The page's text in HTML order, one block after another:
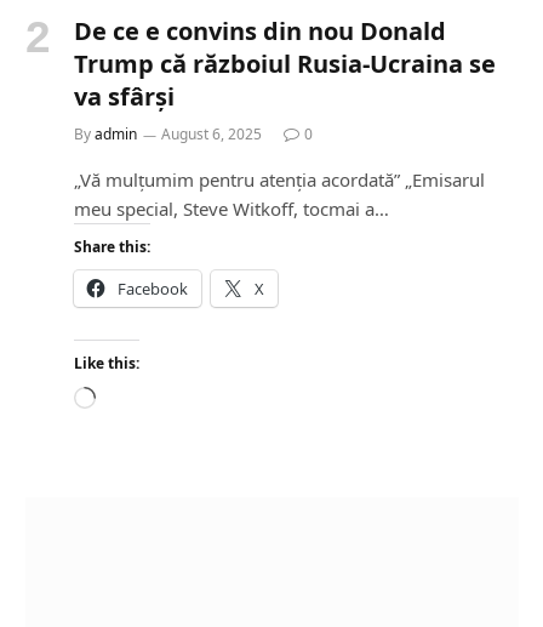
De ce e convins din nou Donald
Trump că războiul Rusia-Ucraina se
va sfârși
Byadmin August 6, 2025 0
„Vă mulțumim pentru atenția acordată” „Emisarul
meu special, Steve Witkoff, tocmai a…
Share this:
Facebook X
Like this:
L